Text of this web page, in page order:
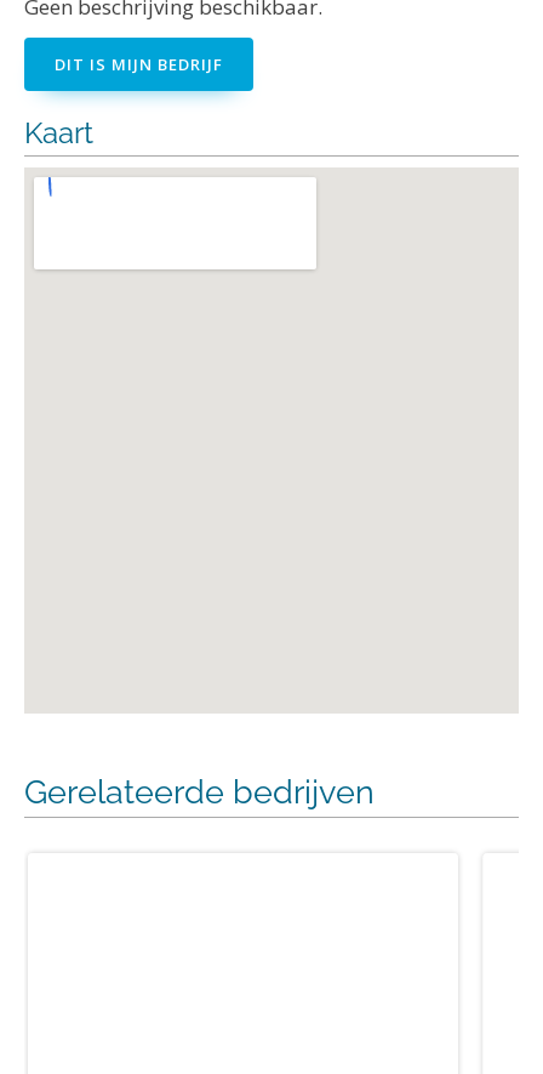
Geen beschrijving beschikbaar.
DIT IS MIJN BEDRIJF
Kaart
Gerelateerde bedrijven